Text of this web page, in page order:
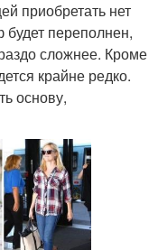
приобретать нет
переполнен,
сложнее. Кроме
крайне редко.
основу,